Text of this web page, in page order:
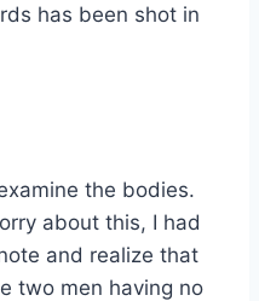
has been shot in
the bodies.
about this, I had
and realize that
two men having no